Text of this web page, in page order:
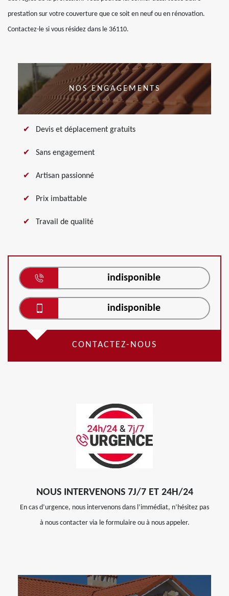
prestation sur votre couverture que ce soit en neuf ou en rénovation.
Contactez-le si vous résidez dans le 36110.
NOS ENGAGEMENTS
Devis et déplacement gratuits
Sans engagement
Artisan passionné
Prix imbattable
Travail de qualité
indisponible
indisponible
CONTACTEZ-NOUS
NOUS INTERVENONS 7J/7 ET 24H/24
En cas d’urgence, nous intervenons dans l’immédiat, n’hésitez pas
à nous contacter via le formulaire ou à nous appeler.